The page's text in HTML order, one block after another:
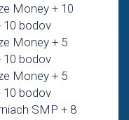
Money + 10
10 bodov
Money + 5
10 bodov
Money + 5
10 bodov
SMP + 8